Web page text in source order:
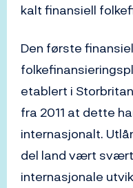
kalt finansiell
Den første
etablert i
fra 2011 at dette
internasjonalt.
del land vært svært
internasjonale